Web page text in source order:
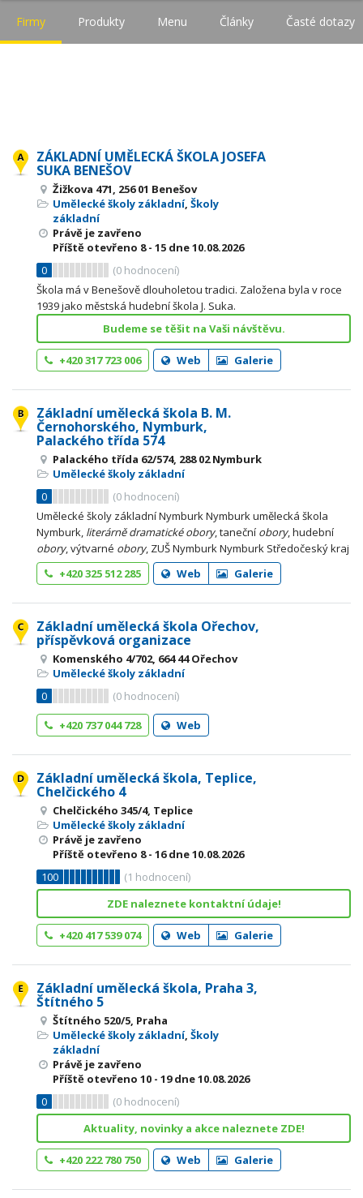
Firmy Produkty Menu Články Časté dotazy
ZÁKLADNÍ UMĚLECKÁ ŠKOLA JOSEFA
SUKA BENEŠOV
Žižkova 471, 256 01 Benešov
Umělecké školy základní, Školy
základní
Právě je zavřeno
Příště otevřeno 8 - 15 dne 10.08.2026
0
(0 hodnocení)
Škola má v Benešově dlouholetou tradici. Založena byla v roce
1939 jako městská hudební škola J. Suka.
Budeme se těšit na Vaši návštěvu.
+420 317 723 006 Web Galerie
Základní umělecká škola B. M.
Černohorského, Nymburk,
Palackého třída 574
Palackého třída 62/574, 288 02 Nymburk
Umělecké školy základní
0
(0 hodnocení)
Umělecké školy základní Nymburk Nymburk umělecká škola
Nymburk, literárně dramatické obory, taneční obory, hudební
obory, výtvarné obory, ZUŠ Nymburk Nymburk Středočeský kraj
+420 325 512 285
Web Galerie
Základní umělecká škola Ořechov,
příspěvková organizace
Komenského 4/702, 664 44 Ořechov
Umělecké školy základní
0
(0 hodnocení)
+420 737 044 728
Web
Základní umělecká škola, Teplice,
Chelčického 4
Chelčického 345/4, Teplice
Umělecké školy základní
Právě je zavřeno
Příště otevřeno 8 - 16dne 10.08.2026
100
(1 hodnocení)
ZDE naleznete kontaktní údaje!
+420 417 539 074 Web Galerie
Základní umělecká škola, Praha 3,
Štítného 5
Štítného 520/5, Praha
Umělecké školy základní, Školy
základní
Právě je zavřeno
Příště otevřeno 10 - 19dne 10.08.2026
0
(0 hodnocení)
Aktuality, novinky a akce naleznete ZDE!
+420 222 780 750 Web Galerie